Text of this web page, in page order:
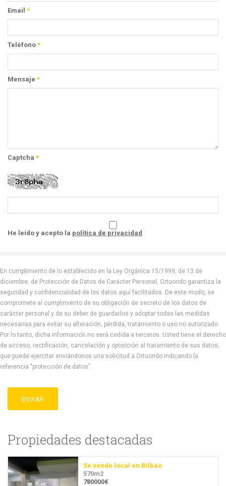
Email *
Teléfono *
Mensaje *
Captcha *
He leído y acepto la política de privacidad
En cumplimiento de lo establecido en la Ley Orgánica 15/1999, de 13 de
diciembre, de Protección de Datos de Carácter Personal, Ortuondo garantiza la
seguridad y confidencialidad de los datos aquí facilitados. De este modo, se
compromete al cumplimiento de su obligación de secreto de los datos de
carácter personal y de su deber de guardarlos y adoptar todas las medidas
necesarias para evitar su alteración, pérdida, tratamiento o uso no autorizado.
Por lo tanto, dicha información no será cedida a terceros. Usted tiene el derecho
de acceso, rectificación, cancelación y oposición al tratamiento de sus datos,
que puede ejercitar enviándonos una solicitud a Ortuondo indicando la
referencia "protección de datos".
ENVIAR
Propiedades destacadas
Se vende local en Bilbao
570m2
780000€